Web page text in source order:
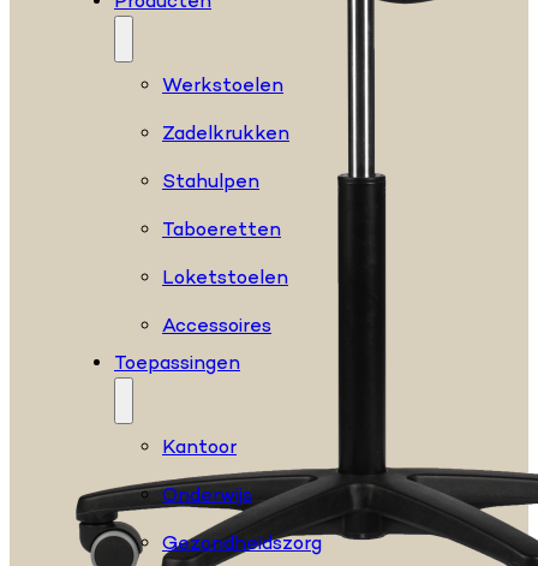
Werkstoelen
Zadelkrukken
Stahulpen
Taboeretten
Loketstoelen
Accessoires
Toepassingen
Kantoor
Onderwijs
Gezondheidszorg